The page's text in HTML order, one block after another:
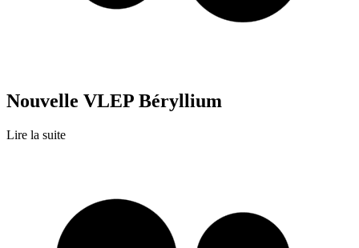
Nouvelle VLEP Béryllium
Lire la suite